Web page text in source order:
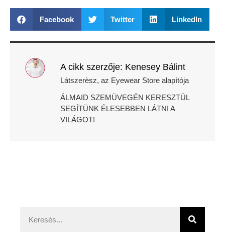
Facebook Twitter LinkedIn
A cikk szerzője: Kenesey Bálint
Látszerèsz, az Eyewear Store alapítója
ÁLMAID SZEMÜVEGÉN KERESZTÜL
SEGÍTÜNK ÉLESEBBEN LÁTNI A
VILÁGOT!